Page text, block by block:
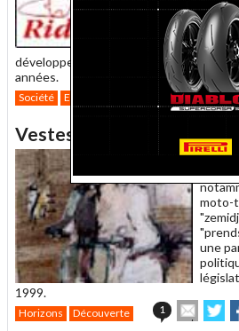
avant
développement des transports
années.
Société Environnement 0
cet
à
un
sur
Vestes jaunes et moto
1er
moto-
une
1999.
Horizons Découverte 1
cet sur